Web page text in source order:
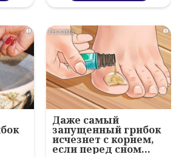
i i
Даже самый
запущенный грибок
исчезнет с корнем,
если перед сном…